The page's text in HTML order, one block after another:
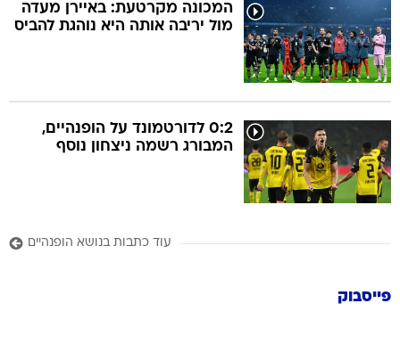
המכונה מקרטעת: באיירן מעדה
מול יריבה אותה היא נוהגת להביס
0:2 לדורטמונד על הופנהיים,
המבורג רשמה ניצחון נוסף
עוד כתבות בנושא הופנהיים
פייסבוק